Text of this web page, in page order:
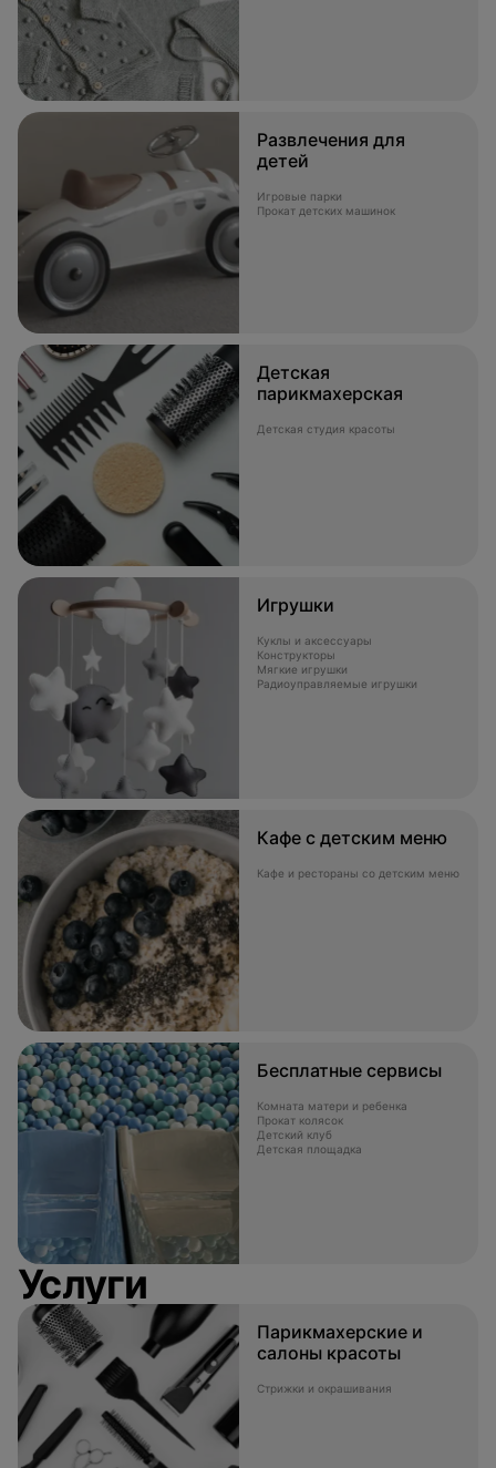
Развлечения для
детей
Игровые парки
Прокат детских машинок
Детская
парикмахерская
Детская студия красоты
Игрушки
Куклы и аксессуары
Конструкторы
Мягкие игрушки
Радиоуправляемые игрушки
Кафе с детским меню
Кафе и рестораны со детским меню
Бесплатные сервисы
Комната матери и ребенка
Прокат колясок
Детский клуб
Детская площадка
Услуги
Парикмахерские и
салоны красоты
Стрижки и окрашивания